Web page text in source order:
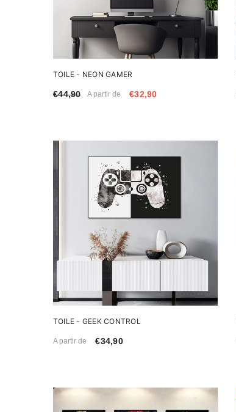
TOILE - NEON GAMER
€44,90 A partir de €32,90
TOILE - GEEK CONTROL
A partir de €34,90